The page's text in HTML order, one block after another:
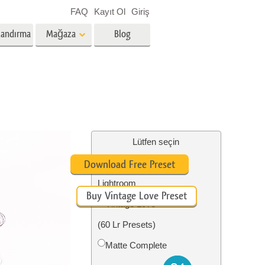
Fotoğraf Restorasyon Hizmetleri
Mağaza Blog
FAQ Kayıt Ol Giriş
Lütfen seçin
#10 Preset Vintage
Lightroom
Vintage Love
(60 Lr Presets)
Matte Complete
Download Free Preset
Buy Vintage Love Preset